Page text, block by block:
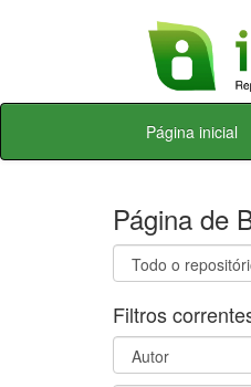
Skip
Página inicial
Página de
Filtros